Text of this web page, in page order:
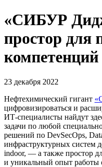
«СИБУР
простор для
компетенций
23 декабря 2022
Нефтехимический гигант
цифровизироваться и
ИТ-специалисты найдут
задачи по любой
решений по DevSecOps,
инфраструктурных систем
indoor, — а также простор
и уникальный опыт работы